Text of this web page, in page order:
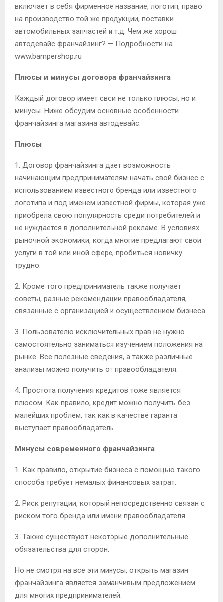
включает в себя фирменное название, логотип, право
на производство той же продукции, поставки
автомобильных запчастей и т.д. Чем же хорош
автодевайс франчайзинг? — Подробности на
www.bampershop.ru
Плюсы и минусы договора франчайзинга
Каждый договор имеет свои не только плюсы, но и
минусы. Ниже обсудим основные особенности
франчайзинга магазина автодевайс.
Плюсы
1. Договор франчайзинга дает возможность
начинающим предпринимателям начать свой бизнес с
использованием известного бренда или известного
логотипа и под именем известной фирмы, которая уже
приобрела свою популярность среди потребителей и
не нуждается в дополнительной рекламе. В условиях
рыночной экономики, когда многие предлагают свои
услуги в той или иной сфере, пробиться новичку
трудно.
2. Кроме того предприниматель также получает
советы, разные рекомендации правообладателя,
связанные с организацией и осуществлением бизнеса.
3. Пользователю исключительных прав не нужно
самостоятельно заниматься изучением положения на
рынке. Все полезные сведения, а также различные
анализы можно получить от правообладателя.
4. Простота получения кредитов тоже является
плюсом. Как правило, кредит можно получить без
малейших проблем, так как в качестве гаранта
выступает правообладатель.
Минусы современного франчайзинга
1. Как правило, открытие бизнеса с помощью такого
способа требует немалых финансовых затрат.
2. Риск репутации, который непосредственно связан с
риском того бренда или имени правообладателя.
3. Также существуют некоторые дополнительные
обязательства для сторон.
Но не смотря на все эти минусы, открыть магазин
франчайзинга является заманчивым предложением
для многих предпринимателей.